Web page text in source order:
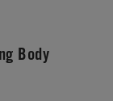
Body